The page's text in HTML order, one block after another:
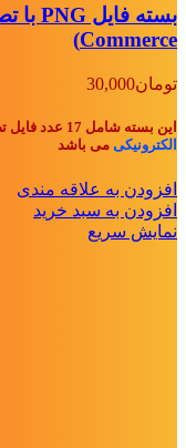
Commerce)
تومان30,000
این بسته شامل 17 عدد فایل تصویری با فرمت PNG و تصاویر مربوط به
الکترونیکی می باشد
افزودن به علاقه مندی
افزودن به سبد خرید
نمایش سریع